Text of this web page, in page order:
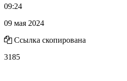
09:24
09 мая 2024
Ссылка скопирована
3185